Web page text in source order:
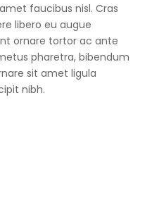
faucibus nisl. Cras
libero eu augue
ornare tortor ac ante
pharetra, bibendum
sit amet ligula
nibh.